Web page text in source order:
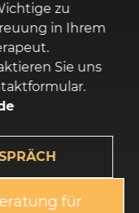
zu
in Ihrem
Sie uns
für